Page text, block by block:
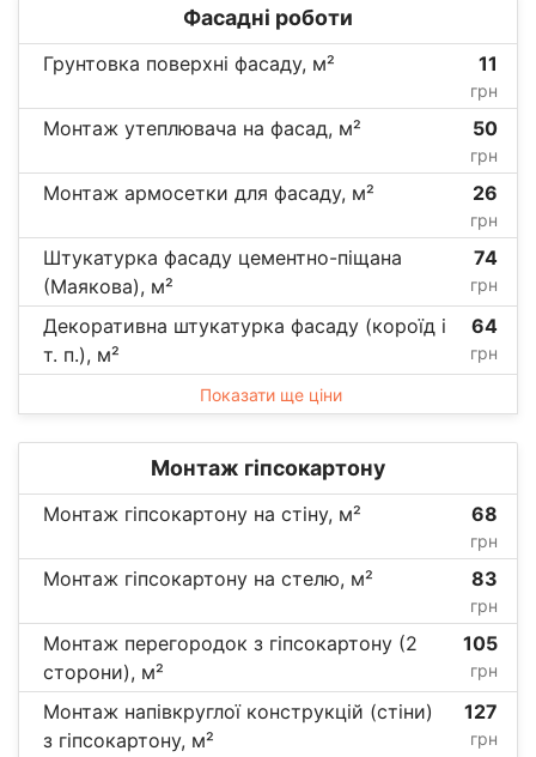
Фасадні роботи
Грунтовка поверхні фасаду, м² 11
грн
Монтаж утеплювача на фасад, м² 50
грн
Монтаж армосетки для фасаду, м² 26
грн
Штукатурка фасаду цементно-піщана
(Маякова), м²
74
грн
Декоративна штукатурка фасаду (короїд і
т. п.), м²
64
грн
Показати ще ціни
Монтаж гіпсокартону
Монтаж гіпсокартону на стіну, м² 68
грн
Монтаж гіпсокартону на стелю, м² 83
грн
Монтаж перегородок з гіпсокартону (2
сторони), м²
105
грн
Монтаж напівкруглої конструкцій (стіни)
з гіпсокартону, м²
127
грн